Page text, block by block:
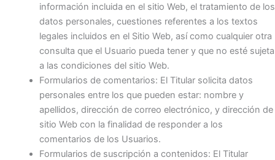
información incluida en el sitio Web, el tratamiento de los
datos personales, cuestiones referentes a los textos
legales incluidos en el Sitio Web, así como cualquier otra
consulta que el Usuario pueda tener y que no esté sujeta
a las condiciones del sitio Web.
Formularios de comentarios: El Titular solicita datos
personales entre los que pueden estar: nombre y
apellidos, dirección de correo electrónico, y dirección de
sitio Web con la finalidad de responder a los
comentarios de los Usuarios.
Formularios de suscripción a contenidos: El Titular